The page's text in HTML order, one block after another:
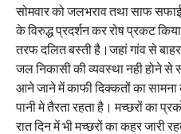
सोमवार को जलभराव तथा साफ
के विरुद्ध प्रदर्शन कर रोष प्रकट
तरफ दलित बस्ती है।जहां गांव से
जल निकासी की व्यवस्था नही होने
आने जाने में काफी दिक्कतों का सामना
पानी मे तैरता रहता है। मच्छरों का
रात दिन में भी मच्छरों का कहर जारी